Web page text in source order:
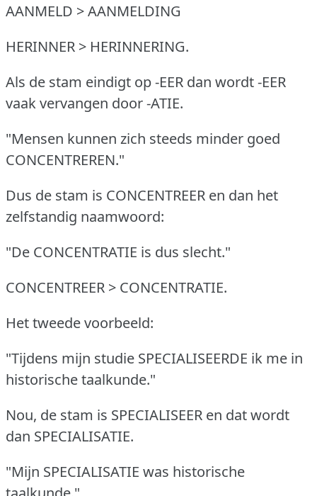
AANMELD > AANMELDING
HERINNER > HERINNERING.
Als de stam eindigt op -EER dan wordt -EER
vaak vervangen door -ATIE.
"Mensen kunnen zich steeds minder goed
CONCENTREREN."
Dus de stam is CONCENTREER en dan het
zelfstandig naamwoord:
"De CONCENTRATIE is dus slecht."
CONCENTREER > CONCENTRATIE.
Het tweede voorbeeld:
"Tijdens mijn studie SPECIALISEERDE ik me in
historische taalkunde."
Nou, de stam is SPECIALISEER en dat wordt
dan SPECIALISATIE.
"Mijn SPECIALISATIE was historische